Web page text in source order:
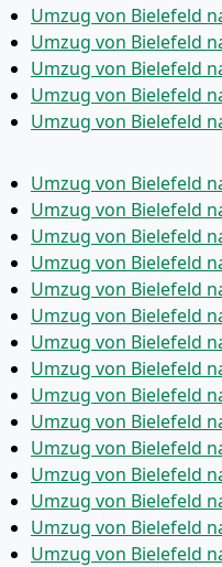
Umzug von Bielefeld
Umzug von Bielefeld
Umzug von Bielefeld
Umzug von Bielefeld
Umzug von Bielefeld
Umzug von Bielefeld
Umzug von Bielefeld
Umzug von Bielefeld
Umzug von Bielefeld
Umzug von Bielefeld
Umzug von Bielefeld
Umzug von Bielefeld
Umzug von Bielefeld
Umzug von Bielefeld
Umzug von Bielefeld
Umzug von Bielefeld
Umzug von Bielefeld
Umzug von Bielefeld
Umzug von Bielefeld
Umzug von Bielefeld